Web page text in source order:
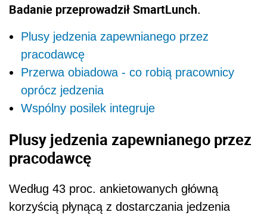
Badanie przeprowadził SmartLunch.
Plusy jedzenia zapewnianego przez
pracodawcę
Przerwa obiadowa - co robią pracownicy
oprócz jedzenia
Wspólny posilek integruje
Plusy jedzenia zapewnianego przez
pracodawcę
Według 43 proc. ankietowanych główną
korzyścią płynącą z dostarczania jedzenia